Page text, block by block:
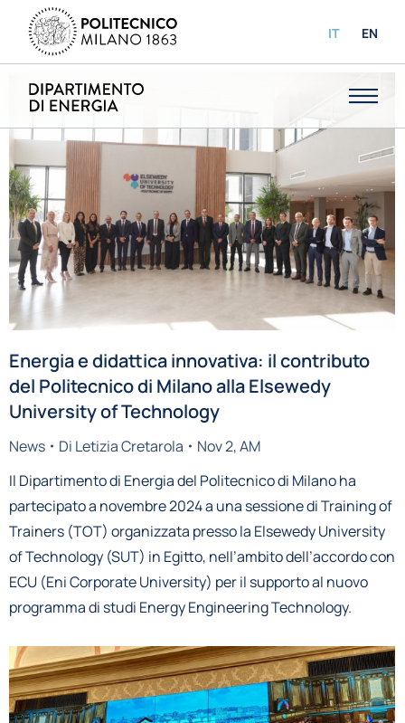
IT EN
Energia e didattica innovativa: il contributo
del Politecnico di Milano alla Elsewedy
University of Technology
News Di Letizia Cretarola
Nov 2, AM
Il Dipartimento di Energia del Politecnico di Milano ha
partecipato a novembre 2024 a una sessione di Training of
Trainers (TOT) organizzata presso la Elsewedy University
of Technology (SUT) in Egitto, nell’ambito dell’accordo con
ECU (Eni Corporate University) per il supporto al nuovo
programma di studi Energy Engineering Technology.